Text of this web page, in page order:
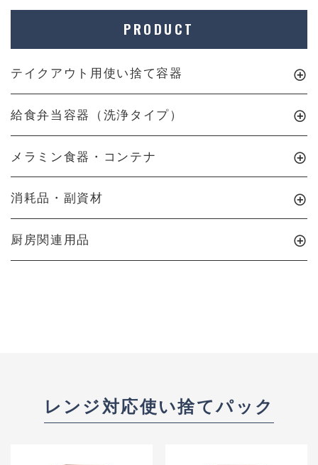
PRODUCT
テイクアウト用使い捨て容器
給食弁当容器（洗浄タイプ）
メラミン食器・コンテナ
消耗品・副資材
厨房関連用品
レンジ対応使い捨てパック